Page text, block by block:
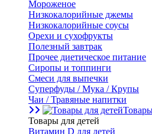
Мороженое
Низкокалорийные джемы
Низкокалорийные соусы
Орехи и сухофрукты
Полезный завтрак
Прочее диетическое питание
Сиропы и топпинги
Смеси для выпечки
Суперфуды / Мука / Крупы
Чаи / Травяные напитки
Товары для детей
Витамин D для детей